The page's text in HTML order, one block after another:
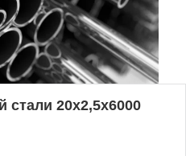
20х2,5х6000